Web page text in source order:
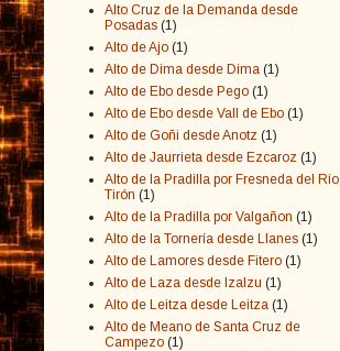
Alto Cruz de la Demanda desde
Posadas (1)
Alto de Ajo (1)
Alto de Dima desde Dima (1)
Alto de Ebo desde Pego (1)
Alto de Ebo desde Vall de Ebo (1)
Alto de Goñi desde Anotz (1)
Alto de Jaurrieta desde Ezcaroz (1)
Alto de la Pradilla por Fresneda del Río
Tirón (1)
Alto de la Pradilla por Valgañon (1)
Alto de la Tornería desde Llanes (1)
Alto de Lamores desde Fitero (1)
Alto de Laza desde Izalzu (1)
Alto de Leitza desde Leitza (1)
Alto de Meano de Santa Cruz de
Campezo (1)